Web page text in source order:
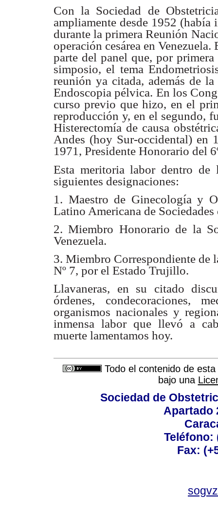
Con la Sociedad de
ampliamente desde 1952 (había
durantela primera Reunión
operación cesárea en Venezuela.
parte del panel que, por
simposio, el tema
reunión ya citada, además de
Endoscopia pélvica. En los
curso previo quehizo, en el
reproducción y, en el segundo,
Histerectomía de causa
Andes (hoy Sur-occidental) en
1971, Presidente Honorario del
Esta meritoria labor dentro
siguientes designaciones:
1. Maestro de Ginecología y
Latino Americana de
2. Miembro Honorario de la
Venezuela.
3. Miembro Correspondiente de
Nº 7, por el Estado Trujillo.
Llavaneras, en su citado
órdenes, condecoraciones,
organismos nacionales y
inmensa labor que llevó a
muerte lamentamos hoy.
Todo el contenido de
bajo una
Sociedad de
Apartado
Teléfono:
Fax: